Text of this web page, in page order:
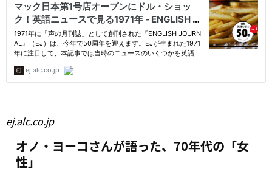
ej.alc.co.jp
オノ・ヨーコさんが語った、70年代の「女
性」